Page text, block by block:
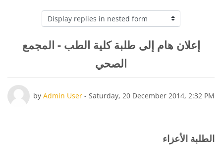
Display mode
إعلان هام إلى طلبة كلية الطب - المجمع
الصحي
الطلبة الأعزاء
by Admin User - Saturday, 20 December 2014, 2:32 PM
Number of replies: 0